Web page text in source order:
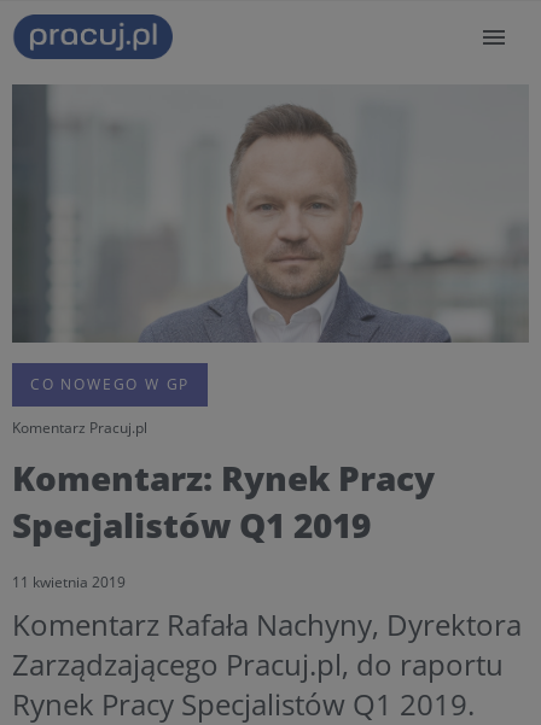
CO NOWEGO W GP
Komentarz Pracuj.pl
Komentarz: Rynek Pracy
Specjalistów Q1 2019
11 kwietnia 2019
Komentarz Rafała Nachyny, Dyrektora
Zarządzającego Pracuj.pl, do raportu
Rynek Pracy Specjalistów Q1 2019.